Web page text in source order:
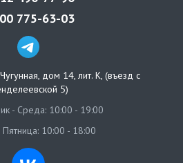
775-63-03
Чугунная, дом 14, лит. К, (въезд с
5)
- Среда: 10:00 - 19:00
Пятница: 10:00 - 18:00